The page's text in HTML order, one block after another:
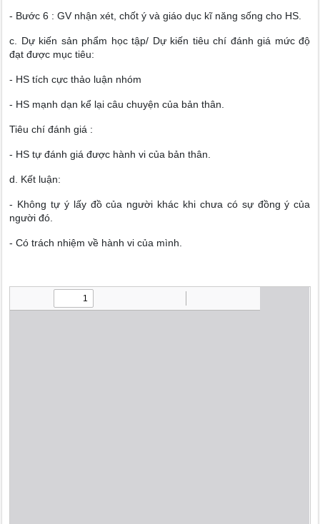
- Bước 6 : GV nhận xét, chốt ý và giáo dục kĩ năng sống cho HS.
c. Dự kiến sản phẩm học tập/ Dự kiến tiêu chí đánh giá mức độ
đạt được mục tiêu:
- HS tích cực thảo luận nhóm
- HS mạnh dạn kể lại câu chuyện của bản thân.
Tiêu chí đánh giá :
- HS tự đánh giá được hành vi của bản thân.
d. Kết luận:
- Không tự ý lấy đồ của người khác khi chưa có sự đồng ý của
người đó.
- Có trách nhiệm về hành vi của mình.